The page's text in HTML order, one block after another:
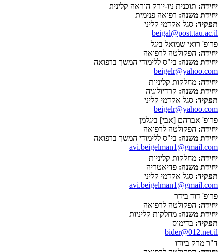
יחידה: תוכנית ניו-יורק הוראה קלינית
יחידת משנה: רפואה פנימית
תפקיד: סגל אקדמי קליני
beigal@post.tau.ac.il
פרופ' רואי שמואל ביגל
יחידה: הפקולטה לרפואה
יחידת משנה: בי"ס ללימודי המשך ברפואה
beigelr@yahoo.com
יחידה: מחלקות קליניות
יחידת משנה: קרדיולוגיה
תפקיד: סגל אקדמי קליני
beigelr@yahoo.com
פרופ' אברהם [אבי] ביגלמן
יחידה: הפקולטה לרפואה
יחידת משנה: בי"ס ללימודי המשך ברפואה
avi.beigelman1@gmail.com
יחידה: מחלקות קליניות
יחידת משנה: פדיאטריה
תפקיד: סגל אקדמי קליני
avi.beigelman1@gmail.com
פרופ' דוד בידר
יחידה: הפקולטה לרפואה
יחידת משנה: מחלקות קליניות
תפקיד: בדימוס
bider@012.net.il
ד"ר מרק ביודו